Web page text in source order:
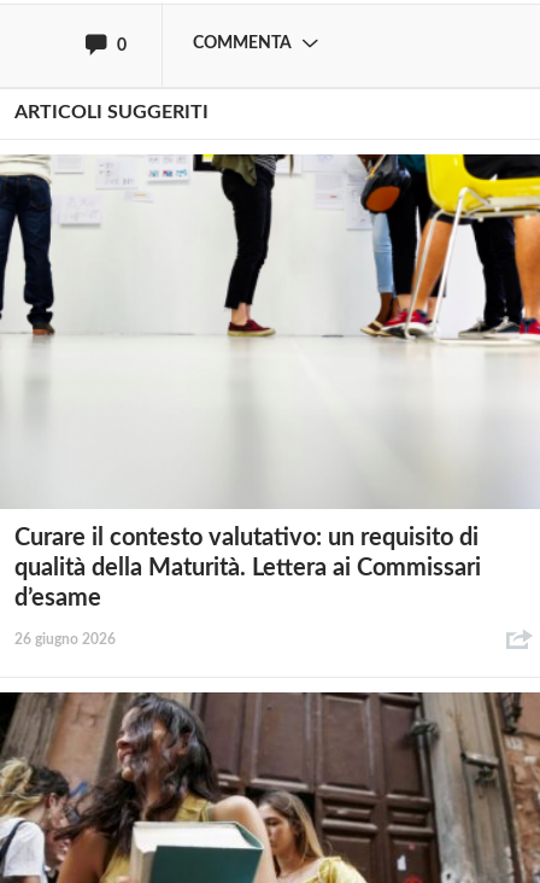
0 COMMENTA
ARTICOLI SUGGERITI
Curare il contesto valutativo: un requisito di
qualità della Maturità. Lettera ai Commissari
d’esame
26 giugno 2026